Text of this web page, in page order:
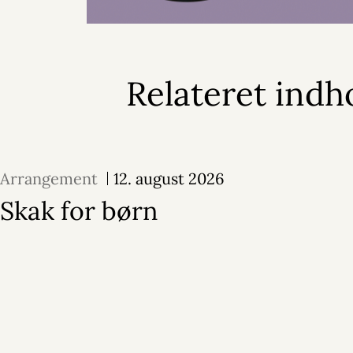
Relateret
Arrangement 12. august 2026
Skak for børn